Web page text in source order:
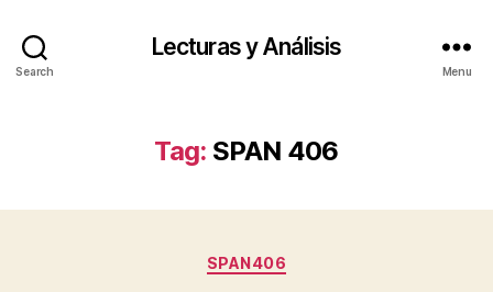
Search
Lecturas y Análisis
Menu
Tag: SPAN 406
Categories
SPAN406